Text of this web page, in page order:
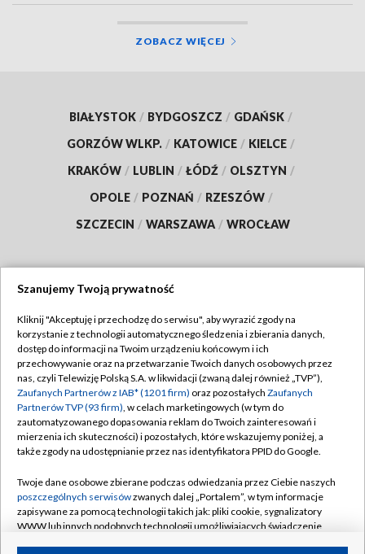
ZOBACZ WIĘCEJ
BIAŁYSTOK / BYDGOSZCZ / GDAŃSK /
GORZÓW WLKP. / KATOWICE / KIELCE /
KRAKÓW / LUBLIN / ŁÓDŹ / OLSZTYN /
OPOLE / POZNAŃ / RZESZÓW /
SZCZECIN / WARSZAWA / WROCŁAW
TVP
Abonament TVP
Emisja w TVP
Centrum informacji TVP
Naziemna Telewizja Cyfrowa
Rada Programowa
System NOS
Informacje o nadawcy
Regulamin TVP
Polityka prywatności
Moje zgody
Pomoc
Kontakt
Kanały
Szanujemy Twoją prywatność
Kliknij "Akceptuję i przechodzę do serwisu", aby wyrazić zgody na
korzystanie z technologii automatycznego śledzenia i zbierania danych,
dostęp do informacji na Twoim urządzeniu końcowym i ich
przechowywanie oraz na przetwarzanie Twoich danych osobowych przez
nas, czyli Telewizję Polską S.A. w likwidacji (zwaną dalej również „TVP”),
Zaufanych Partnerów z IAB* (1201 firm) oraz pozostałych Zaufanych
Partnerów TVP (93 firm), w celach marketingowych (w tym do
zautomatyzowanego dopasowania reklam do Twoich zainteresowań i
mierzenia ich skuteczności) i pozostałych, które wskazujemy poniżej, a
także zgody na udostępnianie przez nas identyfikatora PPID do Google.
Twoje dane osobowe zbierane podczas odwiedzania przez Ciebie naszych
poszczególnych serwisówzwanych dalej „Portalem”, w tym informacje
zapisywane za pomocą technologii takich jak: pliki cookie, sygnalizatory
WWW lub innych podobnych technologii umożliwiających świadczenie